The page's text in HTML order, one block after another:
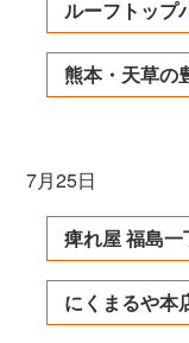
ルーフトップ
熊本・天草
7月25日
痺れ屋 福島一
にくまるや本